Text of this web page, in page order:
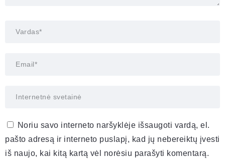
Noriu savo interneto naršyklėje išsaugoti vardą, el.
pašto adresą ir interneto puslapį, kad jų nebereiktų įvesti
iš naujo, kai kitą kartą vėl norėsiu parašyti komentarą.